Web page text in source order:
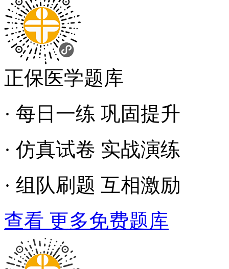
正保医学题库
· 每日一练 巩固提升
· 仿真试卷 实战演练
· 组队刷题 互相激励
查看 更多免费题库